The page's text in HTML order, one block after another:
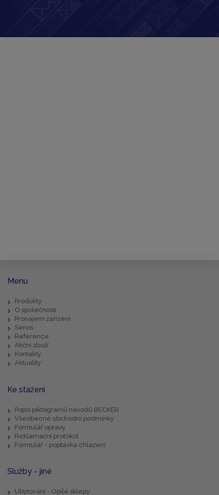
Menu
Produkty
O společnosti
Pronájem zařízení
Servis
Reference
Akční zboží
Kontakty
Aktuality
Ke stažení
Popis piktogramů návodů BECKER
Všeobecné obchodní podmínky
Formulář opravy
Reklamační protokol
Formulář - poptávka chlazení
Služby - jiné
Ubytování - Opilé sklepy